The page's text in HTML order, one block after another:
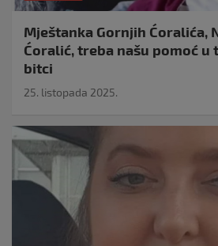
Mještanka Gornjih Ćoralića,
Ćoralić, treba našu pomoć u
bitci
25. listopada 2025.